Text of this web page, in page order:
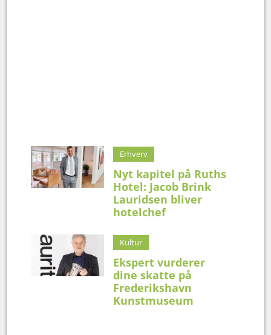
Erhverv
Nyt kapitel på Ruths
Hotel: Jacob Brink
Lauridsen bliver
hotelchef
Kultur
Ekspert vurderer
dine skatte på
Frederikshavn
Kunstmuseum